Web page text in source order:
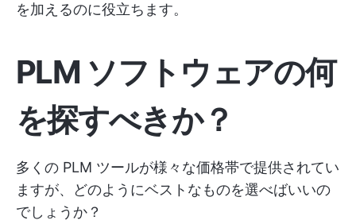
を加えるのに役立ちます。
PLM ソフトウェアの何
を探すべきか？
多くの PLM ツールが様々な価格帯で提供されてい
ますが、どのようにベストなものを選べばいいの
でしょうか？